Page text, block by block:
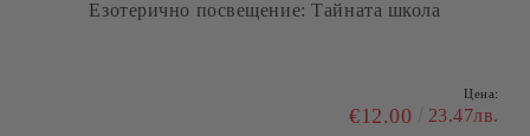
Езотерично посвещение: Тайната школа
Цена:
€12.00 23.47лв.